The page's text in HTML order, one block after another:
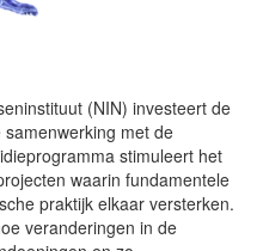
(NIN) investeert de
met de
stimuleert het
waarin fundamentele
praktijk elkaar versterken.
veranderingen in de